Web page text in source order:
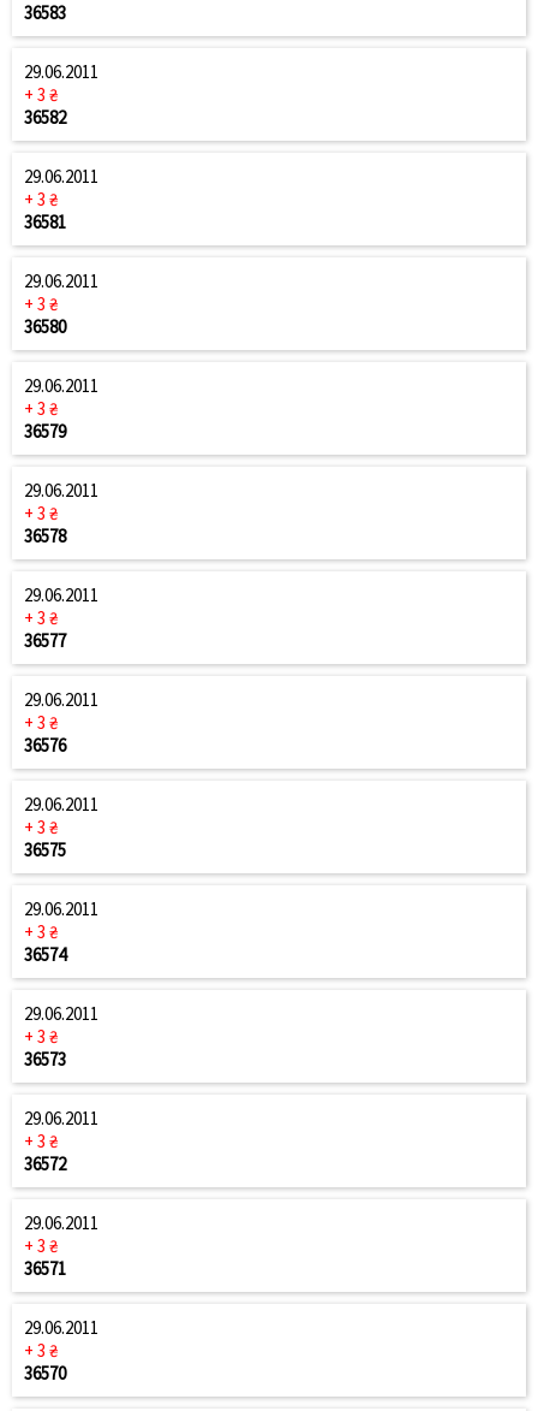
36583
29.06.2011
+ 3 ₴
36582
29.06.2011
+ 3 ₴
36581
29.06.2011
+ 3 ₴
36580
29.06.2011
+ 3 ₴
36579
29.06.2011
+ 3 ₴
36578
29.06.2011
+ 3 ₴
36577
29.06.2011
+ 3 ₴
36576
29.06.2011
+ 3 ₴
36575
29.06.2011
+ 3 ₴
36574
29.06.2011
+ 3 ₴
36573
29.06.2011
+ 3 ₴
36572
29.06.2011
+ 3 ₴
36571
29.06.2011
+ 3 ₴
36570